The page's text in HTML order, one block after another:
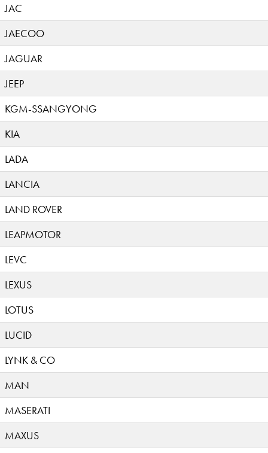
JAC
JAECOO
JAGUAR
JEEP
KGM-SSANGYONG
KIA
LADA
LANCIA
LAND ROVER
LEAPMOTOR
LEVC
LEXUS
LOTUS
LUCID
LYNK & CO
MAN
MASERATI
MAXUS